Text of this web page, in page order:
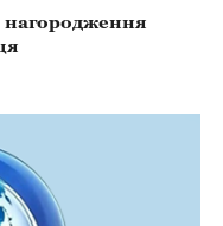
нагородження